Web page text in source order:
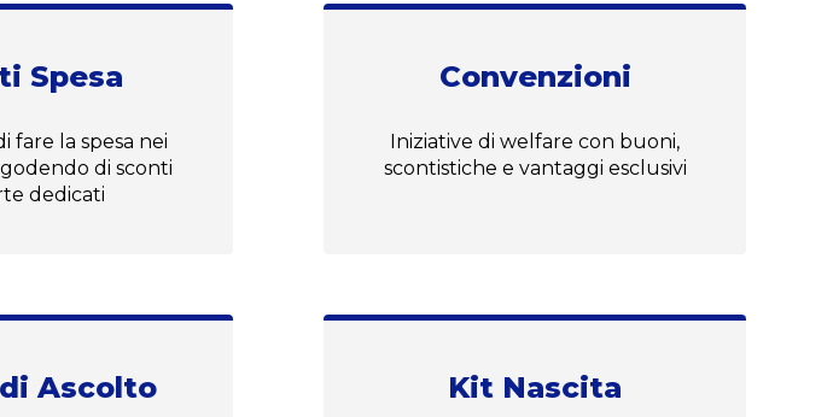
Spesa
fare la spesa nei
di sconti
dedicati
Convenzioni
Iniziative di welfare con buoni,
scontistiche e vantaggi esclusivi
Ascolto Kit Nascita